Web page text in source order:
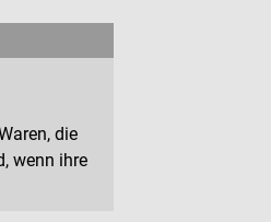
die
wenn ihre